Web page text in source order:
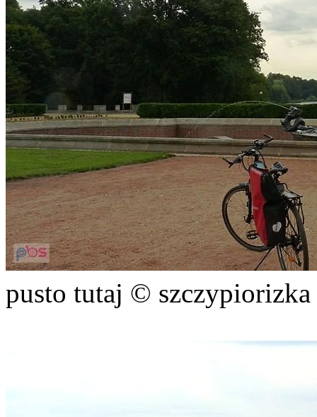
pusto tutaj © szczypiorizka